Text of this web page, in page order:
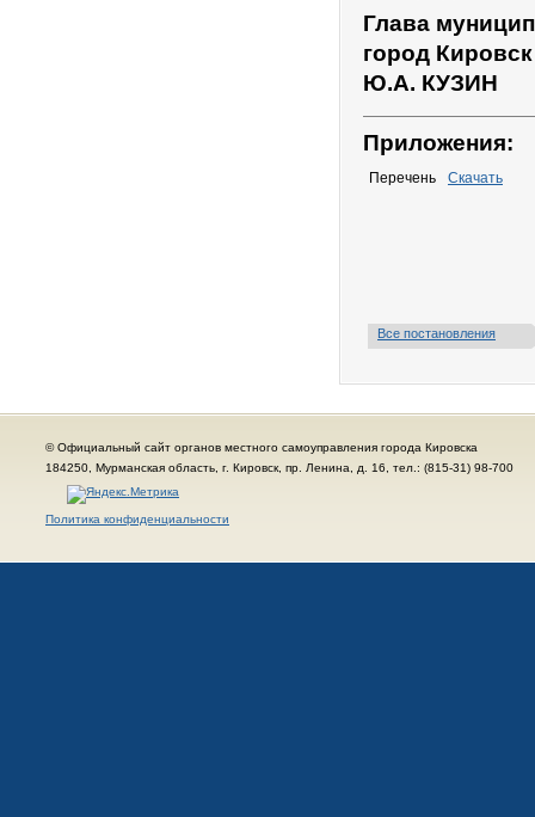
Глава
город
Ю.А. КУЗИН
Приложения:
Перечень Скачать
Все постановления
© Официальный сайт органов местного самоуправления города Кировска
184250, Мурманская область, г. Кировск, пр. Ленина, д. 16, тел.: (815-31) 98-700
Политика конфиденциальности